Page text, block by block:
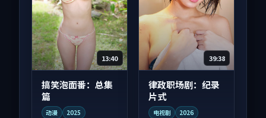
13:40
搞笑泡面番：总集
篇
动漫 2025
39:38
律政职场剧：纪录
片式
电视剧 2026